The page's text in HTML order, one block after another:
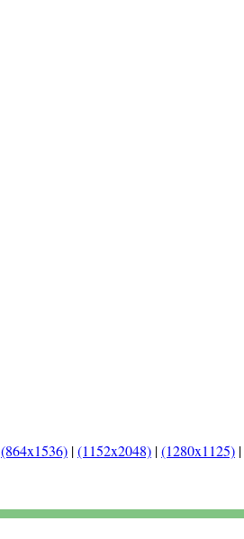
(864x1536) |(1152x2048) |(1280x1125) |